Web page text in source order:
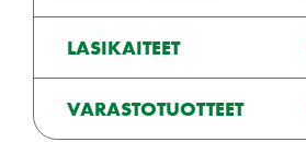
LASIKAITEET
VARASTOTUOTTEET